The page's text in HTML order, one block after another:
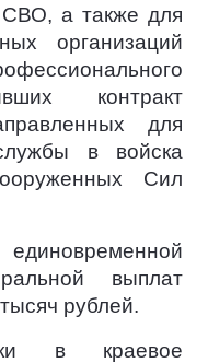
а также для
организаций
контракт
для
в войска
Сил
выплат
рублей.
в краевое